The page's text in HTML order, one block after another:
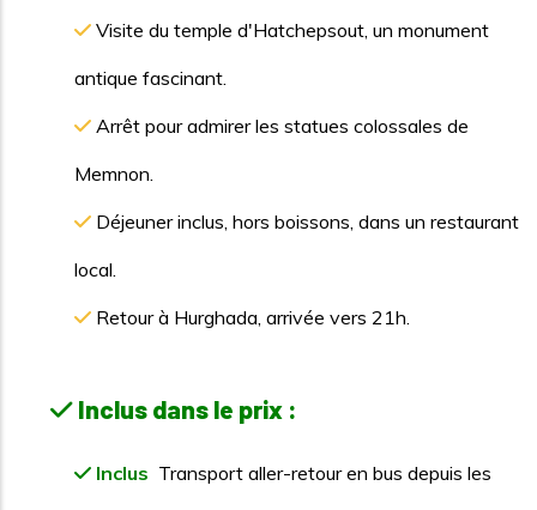
Visite du temple d'Hatchepsout, un monument
antique fascinant.
Arrêt pour admirer les statues colossales de
Memnon.
Déjeuner inclus, hors boissons, dans un restaurant
local.
Retour à Hurghada, arrivée vers 21h.
Inclus dans le prix :
Inclus Transport aller-retour en bus depuis les